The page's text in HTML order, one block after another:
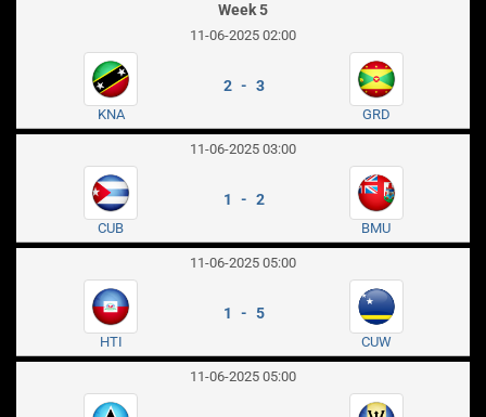
Week 5
11-06-2025 02:00
KNA
2 - 3
GRD
11-06-2025 03:00
CUB
1 - 2
BMU
11-06-2025 05:00
HTI
1 - 5
CUW
11-06-2025 05:00